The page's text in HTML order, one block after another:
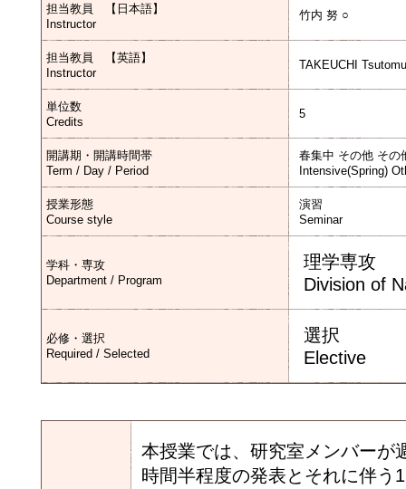
担当教員 【日本語】
Instructor
竹内 努 ○
担当教員 【英語】
Instructor
TAKEUCHI
単位数
Credits
5
開講期・開講時間帯
Term / Day / Period
春集中 その他 その
Intensive(Spring)
授業形態
Course style
演習
Seminar
学科・専攻
Department / Program
理学専攻
Division of
必修・選択
Required / Selected
選択
Elective
本授業では、研究室メンバーが
時間半程度の発表とそれに伴う